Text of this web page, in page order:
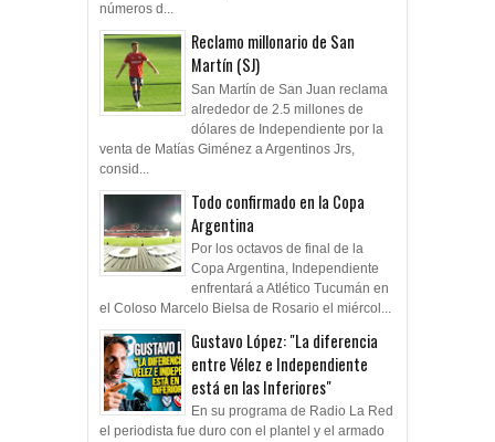
números d...
Reclamo millonario de San
Martín (SJ)
San Martín de San Juan reclama
alrededor de 2.5 millones de
dólares de Independiente por la
venta de Matías Giménez a Argentinos Jrs,
consid...
Todo confirmado en la Copa
Argentina
Por los octavos de final de la
Copa Argentina, Independiente
enfrentará a Atlético Tucumán en
el Coloso Marcelo Bielsa de Rosario el miércol...
Gustavo López: "La diferencia
entre Vélez e Independiente
está en las Inferiores"
En su programa de Radio La Red
el periodista fue duro con el plantel y el armado